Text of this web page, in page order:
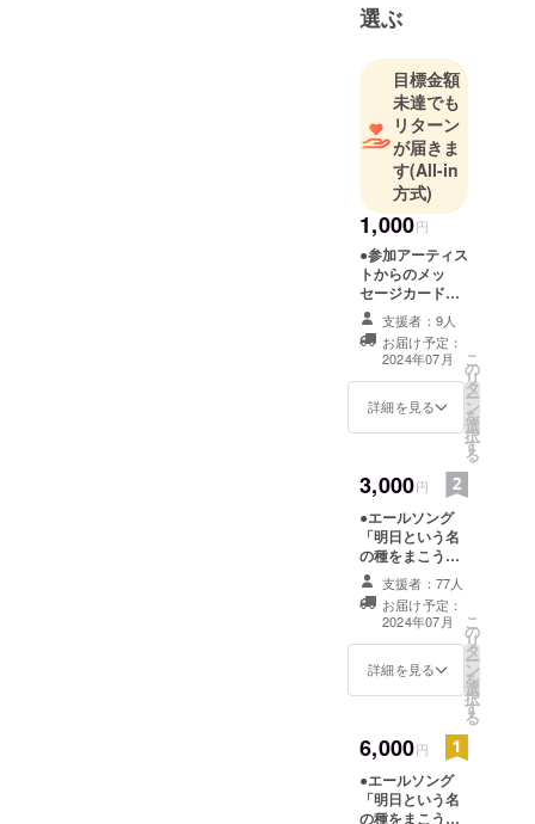
限りある命
＝Ephemeral
をテーマ
に、国内外
において花
やキャンド
ル等を使っ
たエフェメ
ラル・アー
トを創作。
大地をキャ
ンバスに花
びらで描く
花絵「イン
タ」の日本
で、現在ま
で24 年間に
国内外約450
ヵ所 で作品
を創作・プ
ロデュー
ス、年間150
集客をはか
ベントへと
育て上げ
た。
選ぶ
目標金額
未達でも
リターン
が届きま
す(All-in
方式)
1,000円
●参加アーティス
トからのメッ
セージカードを
メールで送付
支援者：9人
お届け予定：
2024年07月
詳細を見る
こ
の
リ
タ
ー
ン
を
選
択
す
る
3,000円
●エールソング
「明日という名
の種をまこう」
オリジナルCD ●
参加アーティス
トからのメッ
セージカード入
り
支援者：77人
お届け予定：
2024年07月
詳細を見る
こ
の
リ
タ
ー
ン
を
選
択
す
る
6,000円
●エールソング
「明日という名
の種をまこう」